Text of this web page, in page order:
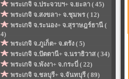
พระเกจิ จ.ประจวบฯ+ จ.ยะลา ( 45)
พระเกจิ จ.สงขลา+ จ.ชุมพร ( 12)
พระเกจิ จ.ระนอง+ จ.สุราษฎร์ธานี (
4)
พระเกจิ จ.ภูเก็ต+ จ.ตรัง ( 5)
พระเกจิ จ.ปัตตานี+ จ.นราธิวาส ( 34)
พระเกจิ จ.พังงา+ จ.กระบี่ ( 22)
พระเกจิ จ.ชลบุรี+ จ.จันทบุรี ( 89)